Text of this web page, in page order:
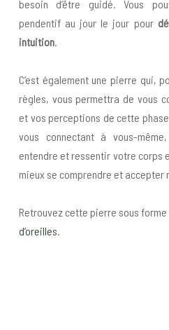
besoin d’être guidé. Vous
pendentif au jour le jour pour
intuition.
C’est également une pierre qui,
règles, vous permettra de vous
et vos perceptions de cette
vous connectant à vous-
entendre et ressentir votre corps
mieux se comprendre et
Retrouvez cette pierre sous forme
d’oreilles.